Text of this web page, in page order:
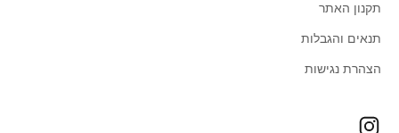
תקנון האתר
תנאים והגבלות
הצהרת נגישות